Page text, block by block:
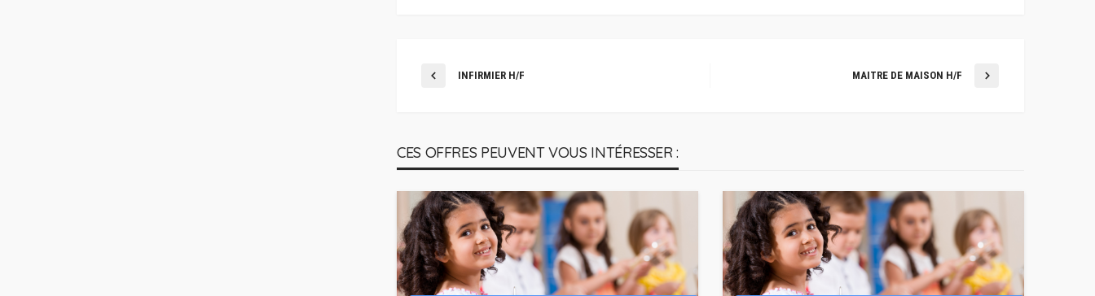
INFIRMIER H/F MAITRE DE MAISON H/F
CES OFFRES PEUVENT VOUS INTÉRESSER :